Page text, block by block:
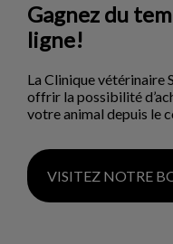
Gagnez du
ligne!
La Clinique vétérinaire
offrir la possibilité
votre animal depuis le
VISITEZ NOTRE